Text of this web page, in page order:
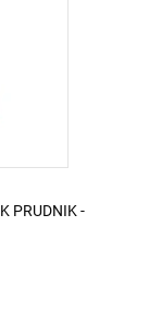
PRUDNIK -